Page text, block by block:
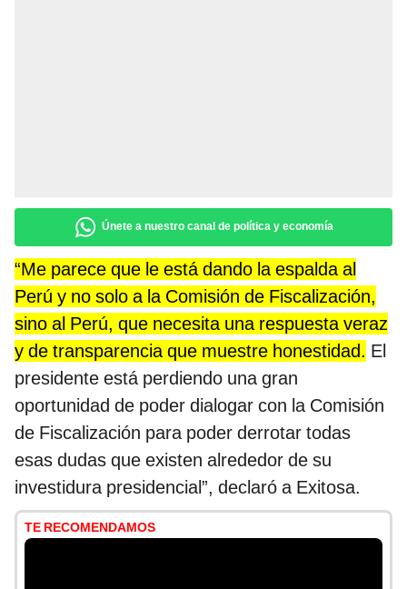
Únete a nuestro canal de política y economía
“Me parece que le está dando la espalda al
Perú y no solo a la Comisión de Fiscalización,
sino al Perú, que necesita una respuesta veraz
y de transparencia que muestre honestidad. El
presidente está perdiendo una gran
oportunidad de poder dialogar con la Comisión
de Fiscalización para poder derrotar todas
esas dudas que existen alrededor de su
investidura presidencial”, declaró a Exitosa.
TE RECOMENDAMOS